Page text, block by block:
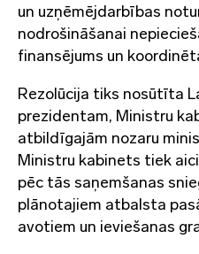
un uzņēmējdarbības
nodrošināšanai
finansējums un
Rezolūcija tiks nosūtīta
prezidentam, Ministru
atbildīgajām nozaru
Ministru kabinets tiek
pēc tās saņemšanas
plānotajiem atbalsta
avotiem un ieviešanas